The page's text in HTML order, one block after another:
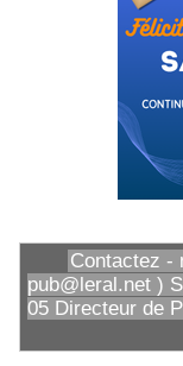
Contactez -
pub@leral.net )
05 Directeur de